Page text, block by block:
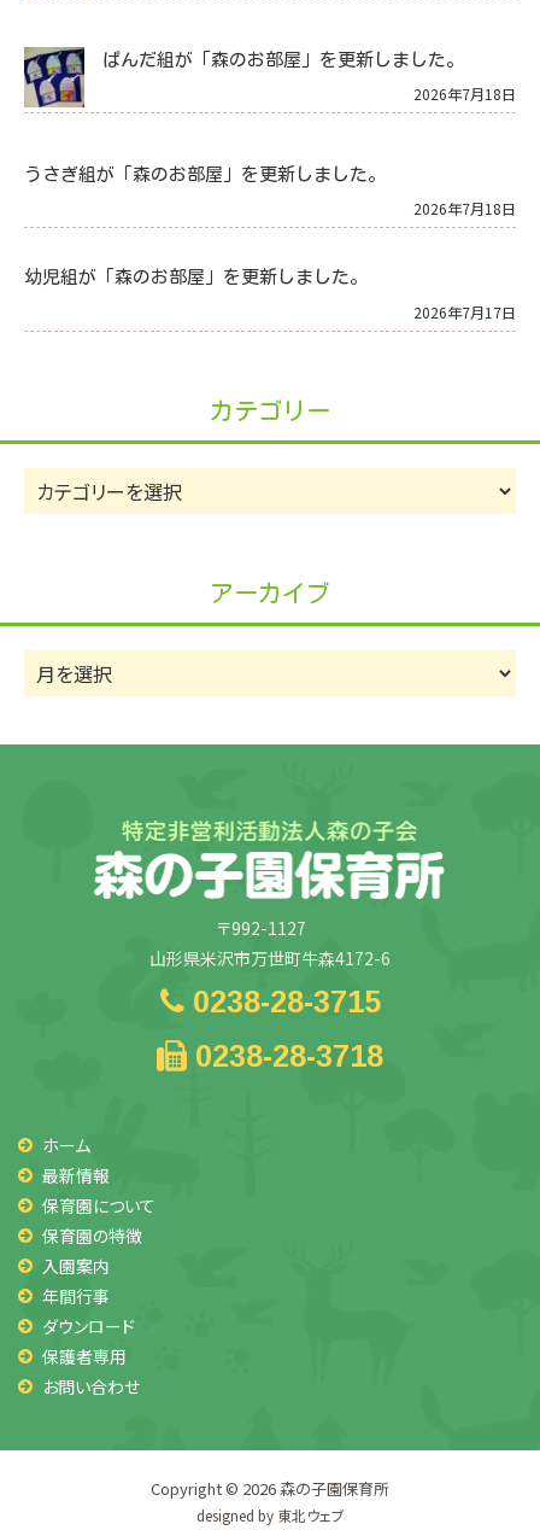
ぱんだ組が「森のお部屋」を更新しました。
2026年7月18日
うさぎ組が「森のお部屋」を更新しました。
2026年7月18日
幼児組が「森のお部屋」を更新しました。
2026年7月17日
カテゴリー
カ
テ
アーカイブ
ー
〒992-1127
山形県米沢市万世町牛森4172-6
0238-28-3715
0238-28-3718
ホーム
最新情報
保育園について
保育園の特徴
入園案内
年間行事
ダウンロード
保護者専用
お問い合わせ
Copyright © 2026森の子園保育所
designed by 東北ウェブ